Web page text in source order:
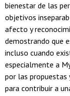
bienestar de las
objetivos
afecto y
demostrando que
incluso cuando
especialmente a
por las
para contribuir a